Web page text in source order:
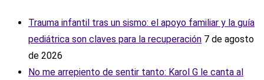
Trauma infantil tras un sismo: el apoyo familiar y la guía
pediátrica son claves para la recuperación 7 de agosto
de 2026
No me arrepiento de sentir tanto: Karol G le canta al